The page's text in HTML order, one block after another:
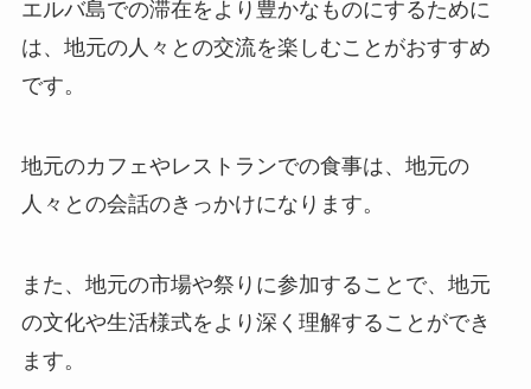
エルバ島での滞在をより豊かなものにするために
は、地元の人々との交流を楽しむことがおすすめ
です。
地元のカフェやレストランでの食事は、地元の
人々との会話のきっかけになります。
また、地元の市場や祭りに参加することで、地元
の文化や生活様式をより深く理解することができ
ます。